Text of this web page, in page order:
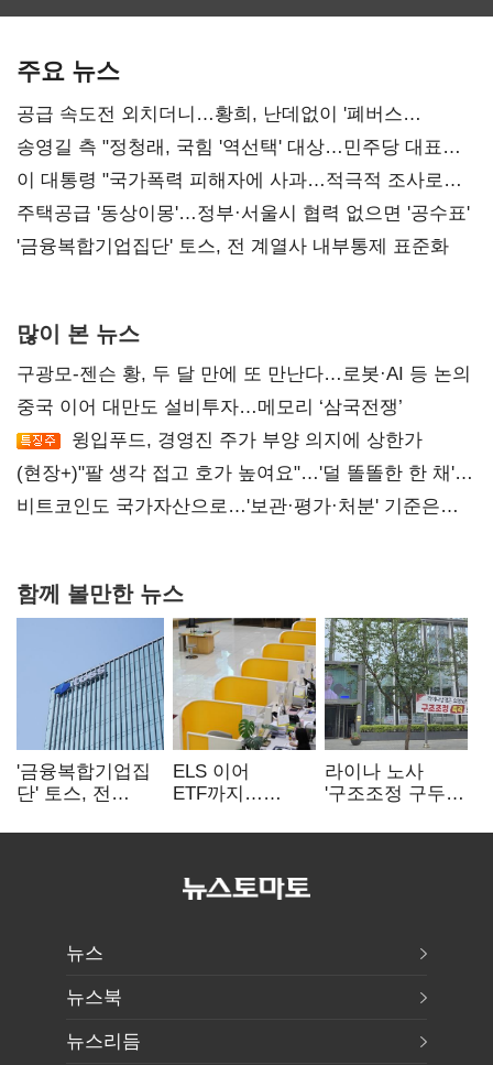
주요 뉴스
공급 속도전 외치더니…황희, 난데없이 '폐버스
리모델링' 제안
송영길 측 "정청래, 국힘 '역선택' 대상…민주당 대표로
총선 지휘 못해"
이 대통령 "국가폭력 피해자에 사과…적극적 조사로
진실 밝혀야"
주택공급 '동상이몽'…정부·서울시 협력 없으면 '공수표'
'금융복합기업집단' 토스, 전 계열사 내부통제 표준화
많이 본 뉴스
구광모-젠슨 황, 두 달 만에 또 만난다…로봇·AI 등 논의
중국 이어 대만도 설비투자…메모리 ‘삼국전쟁’
윙입푸드, 경영진 주가 부양 의지에 상한가
(현장+)"팔 생각 접고 호가 높여요"…'덜 똘똘한 한 채'
20억 키맞추기
비트코인도 국가자산으로…'보관·평가·처분' 기준은
함께 볼만한 뉴스
'금융복합기업집
단' 토스, 전
표준화
ELS 이어
ETF까지…
제동 걸린 은행
라이나 노사
'구조조정 구두
뉴스
뉴스북
뉴스리듬